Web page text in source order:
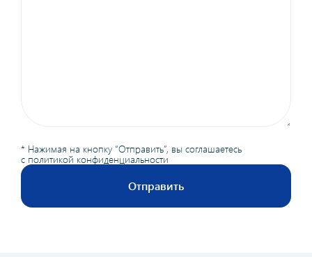
Отправить
* Нажимая на кнопку “Отправить”, вы соглашаетесь
с политикой конфиденциальности